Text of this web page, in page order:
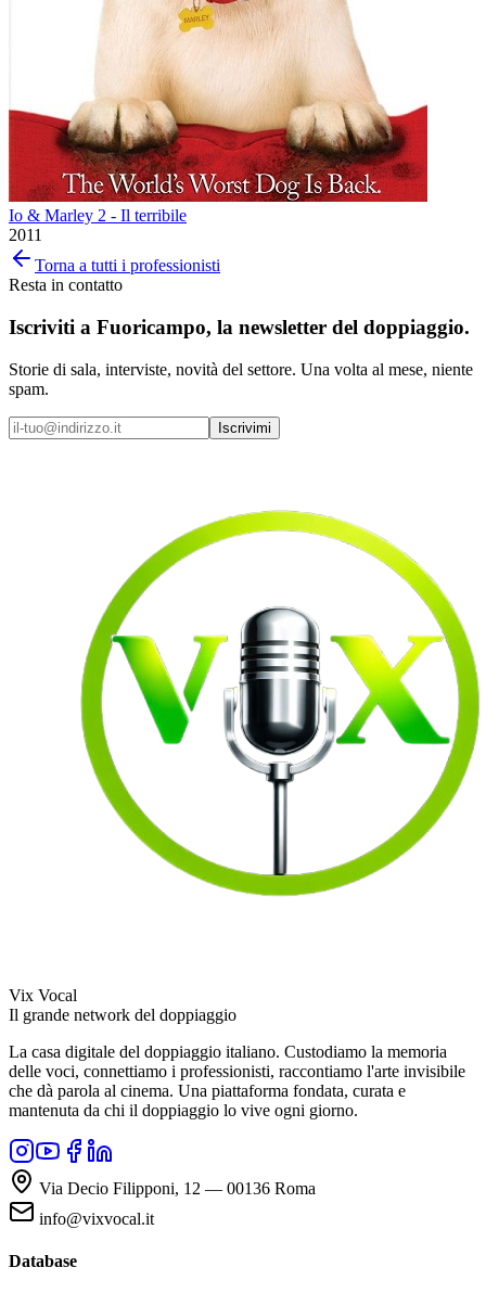
Io & Marley 2 - Il terribile
2011
Torna a tutti i professionisti
Resta in contatto
Iscriviti a Fuoricampo, la newsletter del doppiaggio.
Storie di sala, interviste, novità del settore. Una volta al mese, niente
spam.
Iscrivimi
Vix Vocal
Il grande network del doppiaggio
La casa digitale del doppiaggio italiano. Custodiamo la memoria
delle voci, connettiamo i professionisti, raccontiamo l'arte invisibile
che dà parola al cinema. Una piattaforma fondata, curata e
mantenuta da chi il doppiaggio lo vive ogni giorno.
Via Decio Filipponi, 12 — 00136 Roma
info@vixvocal.it
Database